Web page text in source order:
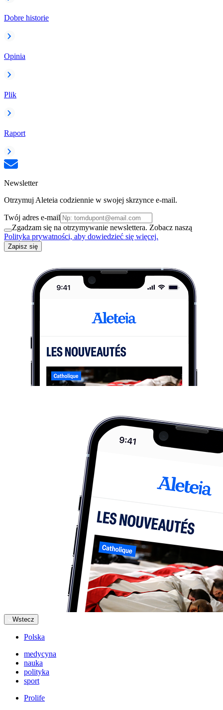
Dobre historie
Opinia
Plik
Raport
Newsletter
Otrzymuj Aleteia codziennie w swojej skrzynce e-mail.
Twój adres e-mail
Zgadzam się na otrzymywanie newslettera. Zobacz naszą
Polityka prywatności, aby dowiedzieć się więcej.
Zapisz się
Wstecz
Polska
medycyna
nauka
polityka
sport
Prolife